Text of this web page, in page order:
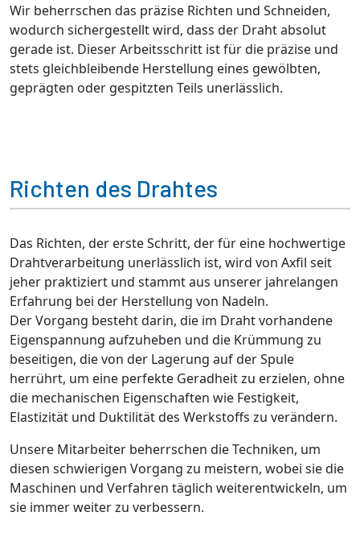
Wir beherrschen das präzise Richten und Schneiden,
wodurch sichergestellt wird, dass der Draht absolut
gerade ist. Dieser Arbeitsschritt ist für die präzise und
stets gleichbleibende Herstellung eines gewölbten,
geprägten oder gespitzten Teils unerlässlich.
Richten des Drahtes
Das Richten, der erste Schritt, der für eine hochwertige
Drahtverarbeitung unerlässlich ist, wird von Axfil seit
jeher praktiziert und stammt aus unserer jahrelangen
Erfahrung bei der Herstellung von Nadeln.
Der Vorgang besteht darin, die im Draht vorhandene
Eigenspannung aufzuheben und die Krümmung zu
beseitigen, die von der Lagerung auf der Spule
herrührt, um eine perfekte Geradheit zu erzielen, ohne
die mechanischen Eigenschaften wie Festigkeit,
Elastizität und Duktilität des Werkstoffs zu verändern.
Unsere Mitarbeiter beherrschen die Techniken, um
diesen schwierigen Vorgang zu meistern, wobei sie die
Maschinen und Verfahren täglich weiterentwickeln, um
sie immer weiter zu verbessern.